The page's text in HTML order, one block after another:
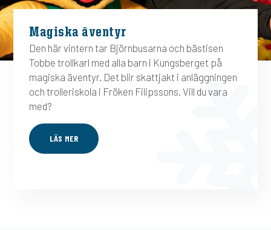
Magiska äventyr
Den här vintern tar Björnbusarna och bästisen
Tobbe trollkarl med alla barn i Kungsberget på
magiska äventyr. Det blir skattjakt i anläggningen
och trolleriskola i Fröken Filipssons. Vill du vara
med?
LÄS MER